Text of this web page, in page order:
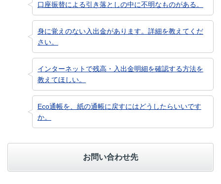
口座振替による引き落としの中に不明なものがある。
身に覚えのない入出金があります。詳細を教えてくだ
さい。
インターネットで残高・入出金明細を確認する方法を
教えてほしい。
Eco通帳を、紙の通帳に戻すにはどうしたらいいです
か。
お問い合わせ先